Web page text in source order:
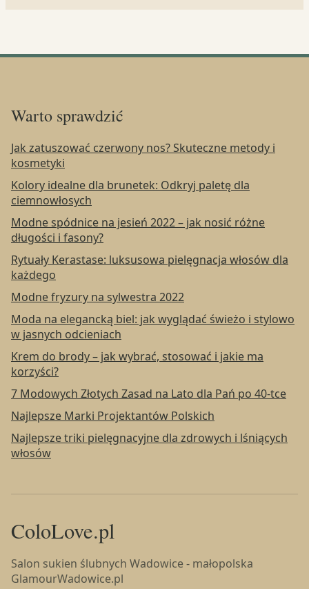
Warto sprawdzić
Jak zatuszować czerwony nos? Skuteczne metody i
kosmetyki
Kolory idealne dla brunetek: Odkryj paletę dla
ciemnowłosych
Modne spódnice na jesień 2022 – jak nosić różne
długości i fasony?
Rytuały Kerastase: luksusowa pielęgnacja włosów dla
każdego
Modne fryzury na sylwestra 2022
Moda na elegancką biel: jak wyglądać świeżo i stylowo
w jasnych odcieniach
Krem do brody – jak wybrać, stosować i jakie ma
korzyści?
7 Modowych Złotych Zasad na Lato dla Pań po 40-tce
Najlepsze Marki Projektantów Polskich
Najlepsze triki pielęgnacyjne dla zdrowych i lśniących
włosów
ColoLove.pl
Salon sukien ślubnych Wadowice - małopolska
GlamourWadowice.pl